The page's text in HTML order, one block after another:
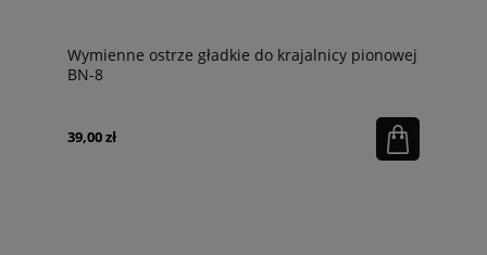
Wymienne ostrze gładkie do krajalnicy pionowej
BN-8
39,00 zł